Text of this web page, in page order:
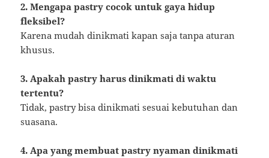
2. Mengapa pastry cocok untuk gaya hidup
fleksibel?
Karena mudah dinikmati kapan saja tanpa aturan
khusus.
3. Apakah pastry harus dinikmati di waktu
tertentu?
Tidak, pastry bisa dinikmati sesuai kebutuhan dan
suasana.
4. Apa yang membuat pastry nyaman dinikmati